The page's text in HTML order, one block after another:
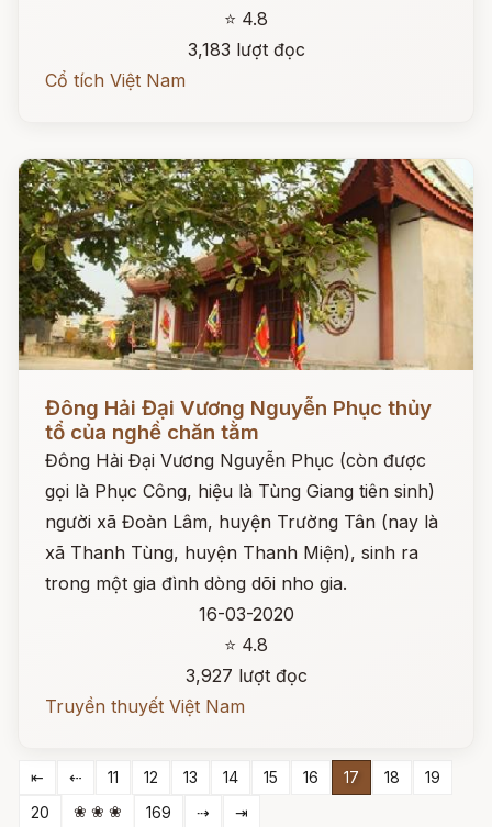
⭐ 4.8
3,183 lượt đọc
Cổ tích Việt Nam
Đông Hải Đại Vương Nguyễn Phục thủy
tổ của nghề chăn tằm
Đông Hải Đại Vương Nguyễn Phục (còn được
gọi là Phục Công, hiệu là Tùng Giang tiên sinh)
người xã Đoàn Lâm, huyện Trường Tân (nay là
xã Thanh Tùng, huyện Thanh Miện), sinh ra
trong một gia đình dòng dõi nho gia.
16-03-2020
⭐ 4.8
3,927 lượt đọc
Truyền thuyết Việt Nam
⇤ ⇠ 11 12 13 14 15 16 17 18
19
20
❀ ❀ ❀ 169 ⇢ ⇥